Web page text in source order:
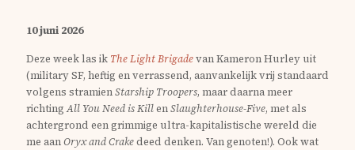
10 juni 2026
Deze week las ik The Light Brigadevan Kameron Hurley uit
(military SF, heftig en verrassend, aanvankelijk vrij standaard
volgens stramienStarship Troopers, maar daarna meer
richtingAll You Need is KillenSlaughterhouse-Five, met als
achtergrond een grimmige ultra-kapitalistische wereld die
me aanOryx and Crakedeed denken. Van genoten!). Ook wat